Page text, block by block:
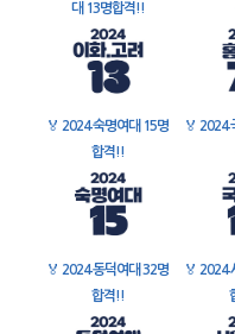
대 13명합격!!
🏅 2024 숙명여대 15명
합격!!
🏅 2024
🏅 2024 동덕여대 32명
합격!!
🏅 2024